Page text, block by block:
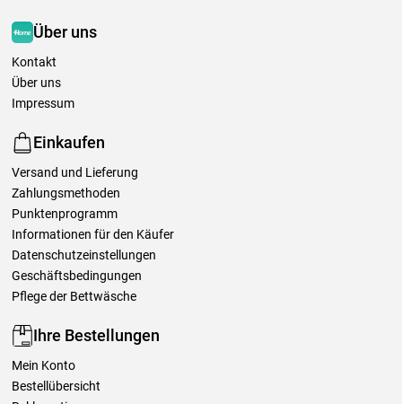
Über uns
Kontakt
Über uns
Impressum
Einkaufen
Versand und Lieferung
Zahlungsmethoden
Punktenprogramm
Informationen für den Käufer
Datenschutzeinstellungen
Geschäftsbedingungen
Pflege der Bettwäsche
Ihre Bestellungen
Mein Konto
Bestellübersicht